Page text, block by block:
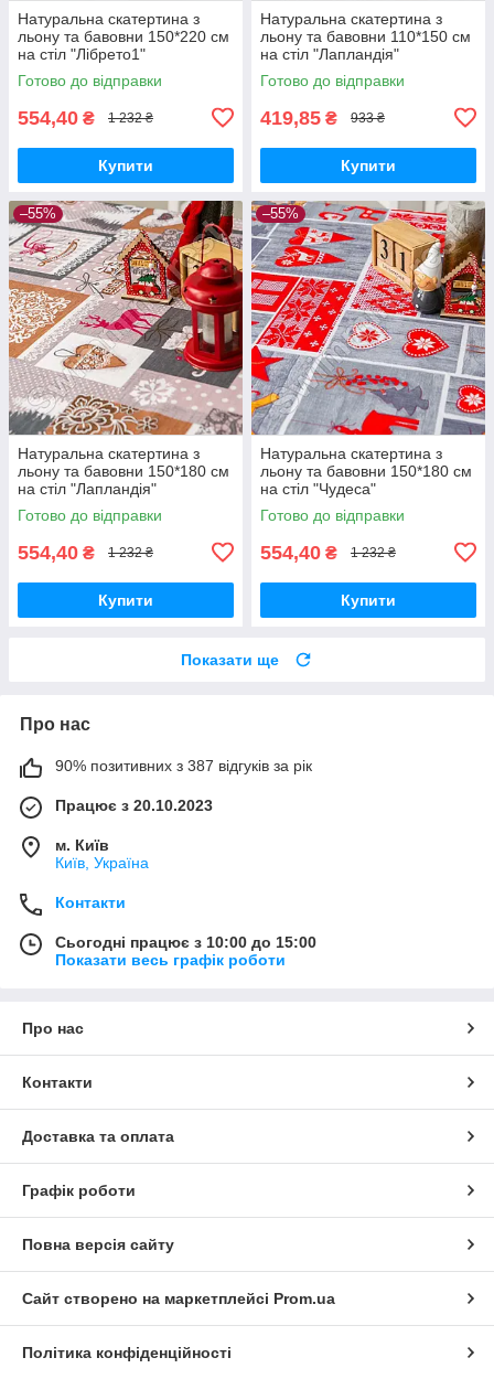
Натуральна скатертина з
льону та бавовни 150*220 см
на стіл "Лібрето1"
Готово до відправки
554,40 ₴ 1 232 ₴
Купити
Натуральна скатертина з
льону та бавовни 110*150 см
на стіл "Лапландія"
Готово до відправки
419,85 ₴ 933 ₴
Купити
–55%
Натуральна скатертина з
льону та бавовни 150*180 см
на стіл "Лапландія"
Готово до відправки
554,40 ₴ 1 232 ₴
Купити
–55%
Натуральна скатертина з
льону та бавовни 150*180 см
на стіл "Чудеса"
Готово до відправки
554,40 ₴ 1 232 ₴
Купити
Показати ще
Про нас
90% позитивних з 387 відгуків за рік
Працює з 20.10.2023
м. Київ
Київ, Україна
Контакти
Сьогодні працює з 10:00 до 15:00
Показати весь графік роботи
Про нас
Контакти
Доставка та оплата
Графік роботи
Повна версія сайту
Сайт створено на маркетплейсі Prom.ua
Політика конфіденційності